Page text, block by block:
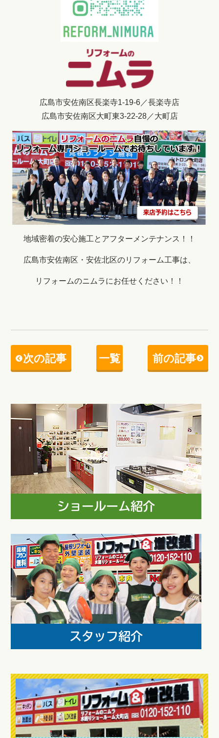
広島市安佐南区長楽寺1-19-6／長楽寺店
広島市安佐南区大町東3-22-28／大町店
地域密着の安心施工とアフターメンテナンス！！
広島市安佐南区・安佐北区のリフォーム工事は、
リフォームのニムラにお任せください！！
次の記事 一覧 前の記事